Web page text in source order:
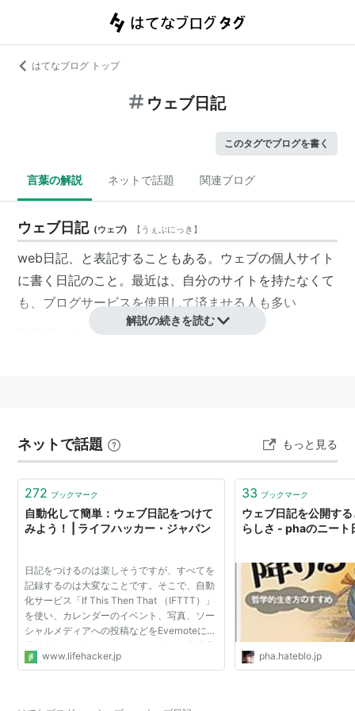
はてなブログ トップ
ウェブ日記
このタグでブログを書く
言葉の解説 ネットで話題 関連ブログ
ウェブ日記 (ウェブ) 【 うぇぶにっき 】
web日記、と表記することもある。ウェブの個人サイト
に書く日記のこと。最近は、自分のサイトを持たなくて
も、ブログサービスを使用して済ませる人も多い
ウェブログ、テキストサイト
きる」「キーワードページや検索経由でアクセスが期待
できる」などのメリットがあるはてなブログを始めてみ
ませんか？
解説の続きを読む
ネットで話題 もっと見る
272 ブックマーク
自動化して簡単：ウェブ日記をつけて
みよう！ | ライフハッカー・ジャパン
日記をつけるのは楽しそうですが、すべてを
記録するのは大変なことです。そこで、自動
化サービス「If This Then That （IFTTT）」
を使い、カレンダーのイベント、写真、ソー
シャルメディアへの投稿などをEvernoteに自
動保存するようにしてみましょう！ 自動化
された簡単日記のできあがりです。 以前、
www.lifehacker.jp
33 ブックマーク
ウェブ日記を公開す
らしさ - phaのニート
pha.hateblo.jp